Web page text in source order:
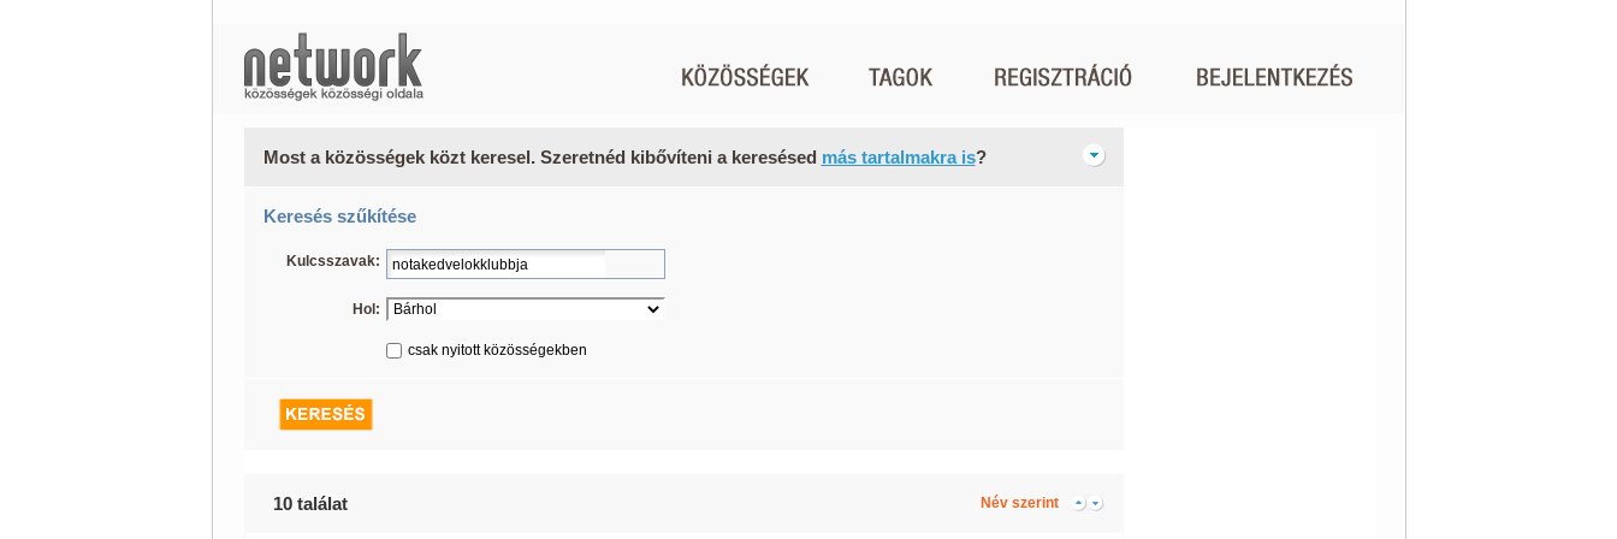
Most a közösségek közt keresel. Szeretnéd kibővíteni a keresésed más tartalmakra is?
Keresés szűkítése
Kulcsszavak:
Hol:
csak nyitott közösségekben
10 találat Név szerint